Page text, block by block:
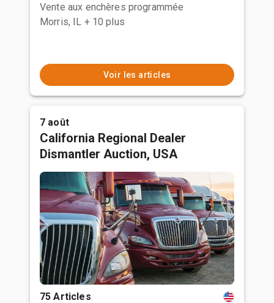
Vente aux enchères programmée
Morris, IL + 10 plus
Voir les articles
7 août
California Regional Dealer
Dismantler Auction, USA
75 Articles